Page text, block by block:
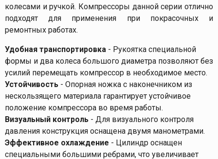
колесами и ручкой. Компрессоры данной серии отлично
подходят для применения при покрасочных и
ремонтных работах.
Удобная транспортировка - Рукоятка специальной
формы и два колеса большого диаметра позволяют без
усилий перемещать компрессор в необходимое место.
Устойчивость - Опорная ножка с наконечником из
нескользящего материала гарантирует устойчивое
положение компрессора во время работы.
Визуальный контроль - Для визуального контроля
давления конструкция оснащена двумя манометрами.
Эффективное охлаждение - Цилиндр оснащен
специальными большими ребрами, что увеличивает